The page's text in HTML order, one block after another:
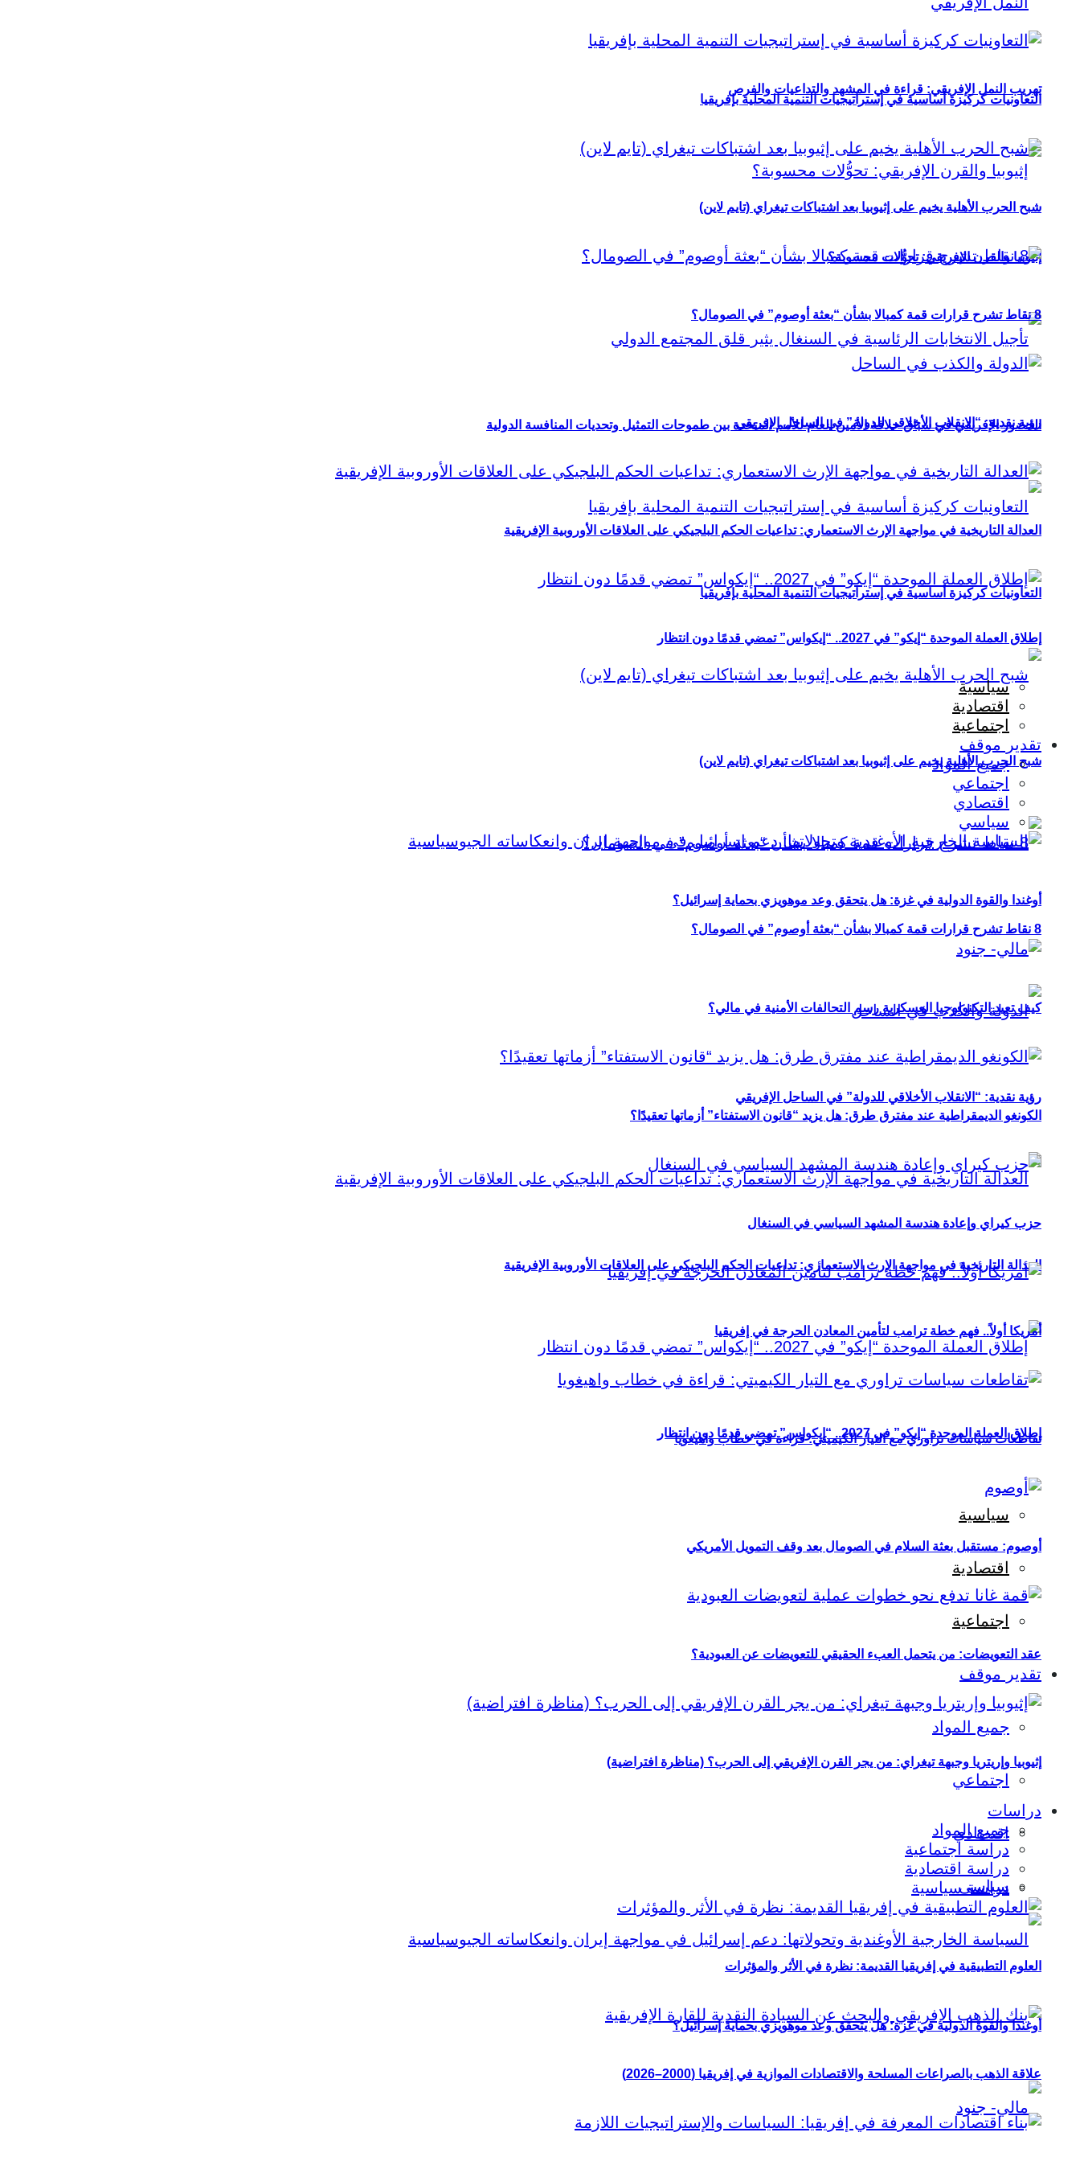
تهريب النمل الإفريقي: قراءة في المشهد والتداعيات والفرص
إثيوبيا والقرن الإفريقي: تحوُّلات محسوبة؟
الحضور الإفريقي في سباق خلافة الأمين العام للأمم المتحدة بين طموحات التمثيل وتحديات المنافسة الدولية
التعاونيات كركيزة أساسية في إستراتيجيات التنمية المحلية بإفريقيا
شبح الحرب الأهلية يخيم على إثيوبيا بعد اشتباكات تيغراي (تايم لاين)
8 نقاط تشرح قرارات قمة كمبالا بشأن “بعثة أوصوم” في الصومال؟
رؤية نقدية: “الانقلاب الأخلاقي للدولة” في الساحل الإفريقي
العدالة التاريخية في مواجهة الإرث الاستعماري: تداعيات الحكم البلجيكي على العلاقات الأوروبية الإفريقية
إطلاق العملة الموحدة “إيكو” في 2027.. “إيكواس” تمضي قدمًا دون انتظار
سياسية
اقتصادية
اجتماعية
تقدير موقف
جميع المواد
اجتماعي
اقتصادي
سياسي
أوغندا والقوة الدولية في غزة: هل يتحقق وعد موهويزي بحماية إسرائيل؟
التعاونيات كركيزة أساسية في إستراتيجيات التنمية المحلية بإفريقيا
شبح الحرب الأهلية يخيم على إثيوبيا بعد اشتباكات تيغراي (تايم لاين)
8 نقاط تشرح قرارات قمة كمبالا بشأن “بعثة أوصوم” في الصومال؟
رؤية نقدية: “الانقلاب الأخلاقي للدولة” في الساحل الإفريقي
العدالة التاريخية في مواجهة الإرث الاستعماري: تداعيات الحكم البلجيكي على العلاقات الأوروبية الإفريقية
إطلاق العملة الموحدة “إيكو” في 2027.. “إيكواس” تمضي قدمًا دون انتظار
سياسية
اقتصادية
اجتماعية
تقدير موقف
جميع المواد
اجتماعي
اقتصادي
سياسي
أوغندا والقوة الدولية في غزة: هل يتحقق وعد موهويزي بحماية إسرائيل؟
كيف تعيد التكنولوجيا العسكرية رسم التحالفات الأمنية في مالي؟
الكونغو الديمقراطية عند مفترق طرق: هل يزيد “قانون الاستفتاء” أزماتها تعقيدًا؟
حزب كيراي وإعادة هندسة المشهد السياسي في السنغال
أمريكا أولاً.. فهم خطة ترامب لتأمين المعادن الحرجة في إفريقيا
تقاطعات سياسات تراوري مع التيار الكيميتي: قراءة في خطاب واهيغويا
أوصوم: مستقبل بعثة السلام في الصومال بعد وقف التمويل الأمريكي
عقد التعويضات: من يتحمل العبء الحقيقي للتعويضات عن العبودية؟
إثيوبيا وإريتريا وجبهة تيغراي: من يجر القرن الإفريقي إلى الحرب؟ (مناظرة افتراضية)
دراسات
جميع المواد
دراسة اجتماعية
دراسة اقتصادية
دراسة سياسية
العلوم التطبيقية في إفريقيا القديمة: نظرة في الأثر والمؤثرات
علاقة الذهب بالصراعات المسلحة والاقتصادات الموازية في إفريقيا (2000–2026)